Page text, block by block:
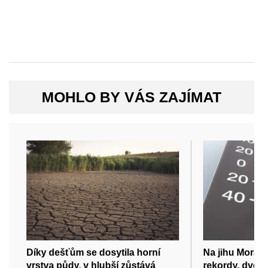
MOHLO BY VÁS ZAJÍMAT
Díky dešťům se dosytila horní
vrstva půdy, v hlubší zůstává
Na jihu
rekordy, dvě